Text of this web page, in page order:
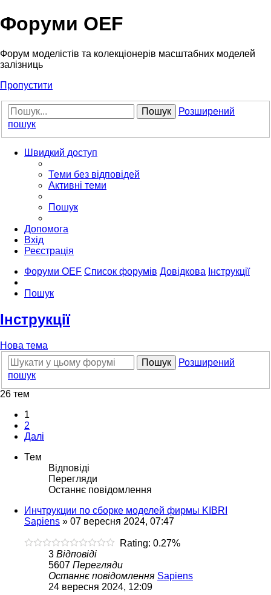
Форуми OEF
Форум моделістів та колекціонерів масштабних моделей
залізниць
Пропустити
Пошук
Розширений
пошук
Швидкий доступ
Теми без відповідей
Активні теми
Пошук
Допомога
Вхід
Реєстрація
Форуми OEF Список форумів Довідкова Інструкції
Пошук
Інструкції
Нова тема
Пошук
Розширений
пошук
26 тем
1
2
Далі
Тем
Відповіді
Перегляди
Останнє повідомлення
Инчтрукции по сборке моделей фирмы KIBRI
Sapiens » 07 вересня 2024, 07:47
Rating: 0.27%
3 Відповіді
5607 Перегляди
Останнє повідомлення Sapiens
24 вересня 2024, 12:09